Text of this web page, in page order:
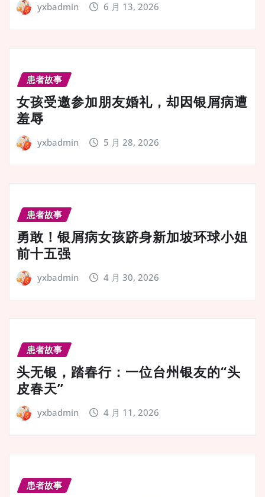
yxbadmin 6 月 13, 2026
患者故事
女孩受邀参加朋友婚礼，却因银屑病遭
羞辱
yxbadmin 5 月 28, 2026
患者故事
勇敢！银屑病女孩跻身新加坡环球小姐
前十五强
yxbadmin 4 月 30, 2026
患者故事
头无银，踏春行：一位台州银友的“头
皮春天”
yxbadmin 4 月 11, 2026
患者故事